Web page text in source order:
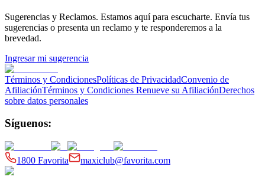
Sugerencias y Reclamos. Estamos aquí para escucharte. Envía tus
sugerencias o presenta un reclamo y te responderemos a la
brevedad.
Ingresar mi sugerencia
Términos y CondicionesPolíticas de PrivacidadConvenio de
AfiliaciónTérminos y Condiciones Renueve su AfiliaciónDerechos
sobre datos personales
Síguenos:
1800 Favorita maxiclub@favorita.com